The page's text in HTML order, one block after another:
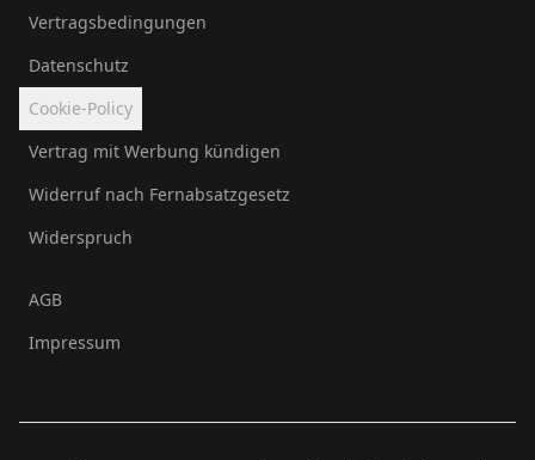
Vertragsbedingungen
Datenschutz
Cookie-Policy
Vertrag mit Werbung kündigen
Widerruf nach Fernabsatzgesetz
Widerspruch
AGB
Impressum